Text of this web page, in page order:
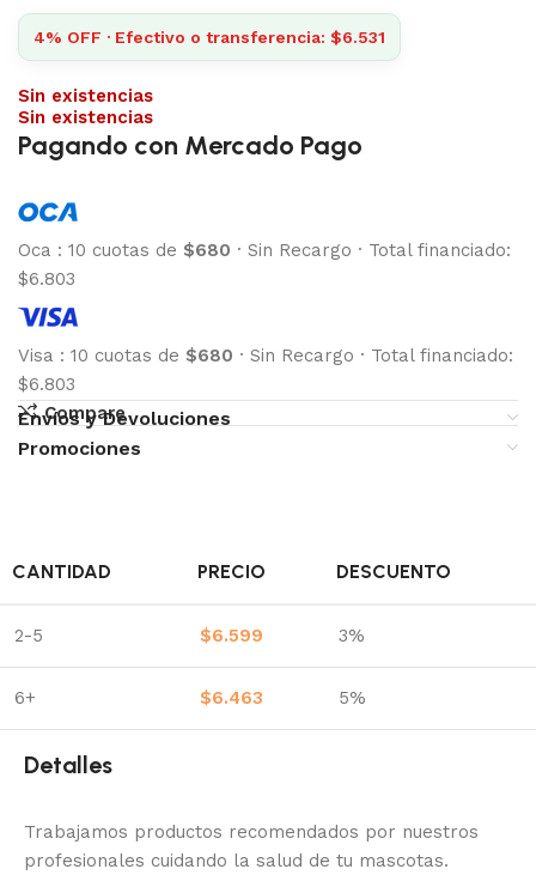
4% OFF · Efectivo o transferencia: $6.531
Sin existencias
Sin existencias
Pagando con Mercado Pago
Oca : 10 cuotas de $680 · Sin Recargo · Total financiado:
$6.803
Visa : 10 cuotas de $680 · Sin Recargo · Total financiado:
$6.803
Compare
Envíos y Devoluciones
Promociones
CANTIDAD PRECIO DESCUENTO
2-5 $6.599 3%
6+ $6.463 5%
Detalles
Trabajamos productos recomendados por nuestros
profesionales cuidando la salud de tu mascotas.